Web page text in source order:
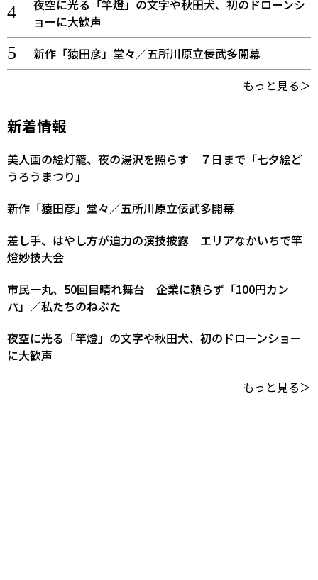
夜空に光る「竿燈」の文字や秋田犬、初のドローンシ
ョーに大歓声
新作「猿田彦」堂々／五所川原立佞武多開幕
もっと見る＞
新着情報
美人画の絵灯籠、夜の湯沢を照らす ７日まで「七夕絵ど
うろうまつり」
新作「猿田彦」堂々／五所川原立佞武多開幕
差し手、はやし方が迫力の演技披露 エリアなかいちで竿
燈妙技大会
市民一丸、50回目晴れ舞台 企業に頼らず「100円カン
パ」／私たちのねぶた
夜空に光る「竿燈」の文字や秋田犬、初のドローンショー
に大歓声
もっと見る＞